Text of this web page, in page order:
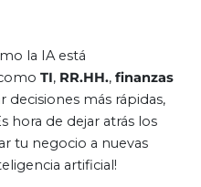
la IA está
TI, RR.HH., finanzas
más rápidas,
hora de dejar atrás los
tu negocio a nuevas
artificial!